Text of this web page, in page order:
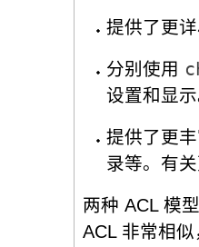
提供了更
分别使用
设置和显
提供了更
录等。有
两种 ACL 模
ACL 非常相